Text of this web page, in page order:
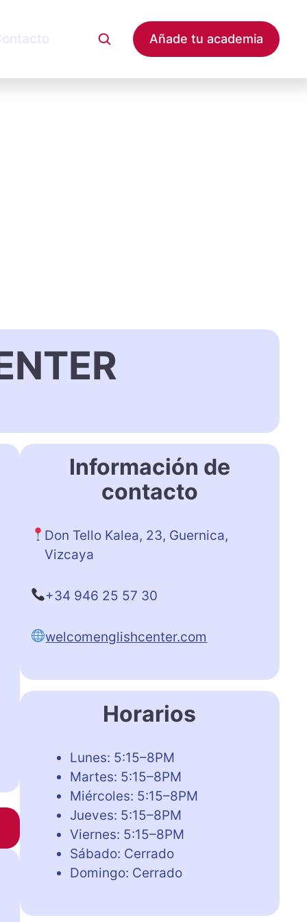
Añade tu academia
Información de
contacto
Don Tello Kalea, 23, Guernica,
Vizcaya
+34 946 25 57 30
welcomenglishcenter.com
Horarios
Lunes: 5:15–8PM
Martes: 5:15–8PM
Miércoles: 5:15–8PM
Jueves: 5:15–8PM
Viernes: 5:15–8PM
Sábado: Cerrado
Domingo: Cerrado